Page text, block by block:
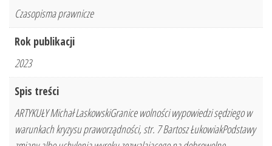
Czasopisma prawnicze
Rok publikacji
2023
Spis treści
ARTYKUŁY Michał LaskowskiGranice wolności wypowiedzi sędziego w
warunkach kryzysu praworządności, str. 7 Bartosz ŁukowiakPodstawy